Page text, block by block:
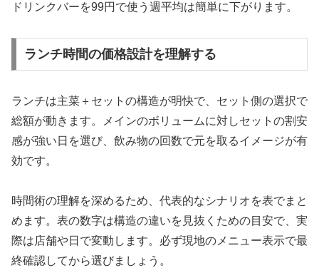
ドリンクバーを99円で使う週平均は簡単に下がります。
ランチ時間の価格設計を理解する
ランチは主菜＋セットの構造が明快で、セット側の選択で
総額が動きます。メインのボリュームに対しセットの割安
感が強い日を選び、飲み物の回数で元を取るイメージが有
効です。
時間術の理解を深めるため、代表的なシナリオを表でまと
めます。表の数字は構造の違いを見抜くための目安で、実
際は店舗や日で変動します。必ず現地のメニュー表示で最
終確認してから選びましょう。